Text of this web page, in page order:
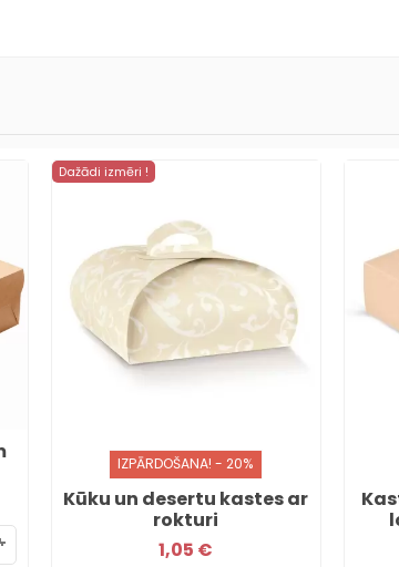
Dažādi izmēri !
IZPĀRDOŠANA! - 20%
Kūku un desertu kastes ar
rokturi
1,05 €